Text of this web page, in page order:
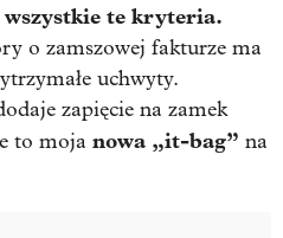
wszystkie te kryteria.
o zamszowej fakturze ma
uchwyty.
zapięcie na zamek
to moja nowa „it-bag” na